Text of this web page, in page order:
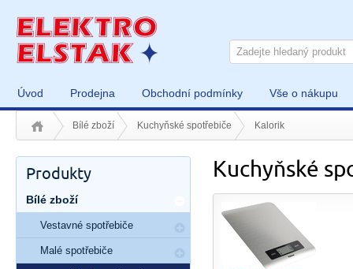
Úvod Prodejna Obchodní podmínky Vše o nákupu
Bílé zboží Kuchyňské spotřebiče Kalorik
Kuchyňské
Produkty
Bílé zboží
Vestavné spotřebiče
Malé spotřebiče